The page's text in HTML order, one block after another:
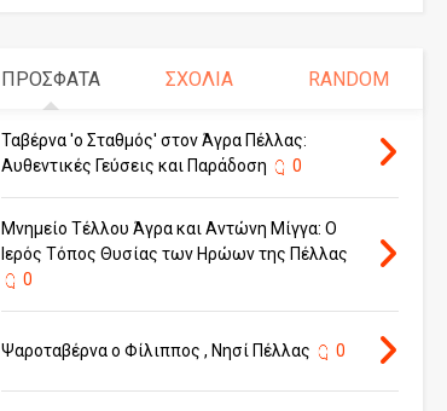
ΠΡΟΣΦΑΤΑ ΣΧΟΛΙΑ RANDOM
Ταβέρνα 'ο Σταθμός' στον Άγρα Πέλλας:
Αυθεντικές Γεύσεις και Παράδοση
0
Μνημείο Τέλλου Άγρα και Αντώνη Μίγγα: Ο
Ιερός Τόπος Θυσίας των Ηρώων της Πέλλας
0
Ψαροταβέρνα ο Φίλιππος , Νησί Πέλλας 0